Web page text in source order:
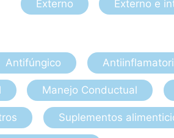
Externo Externo e
Antifúngico
Manejo Conductual
Suplementos